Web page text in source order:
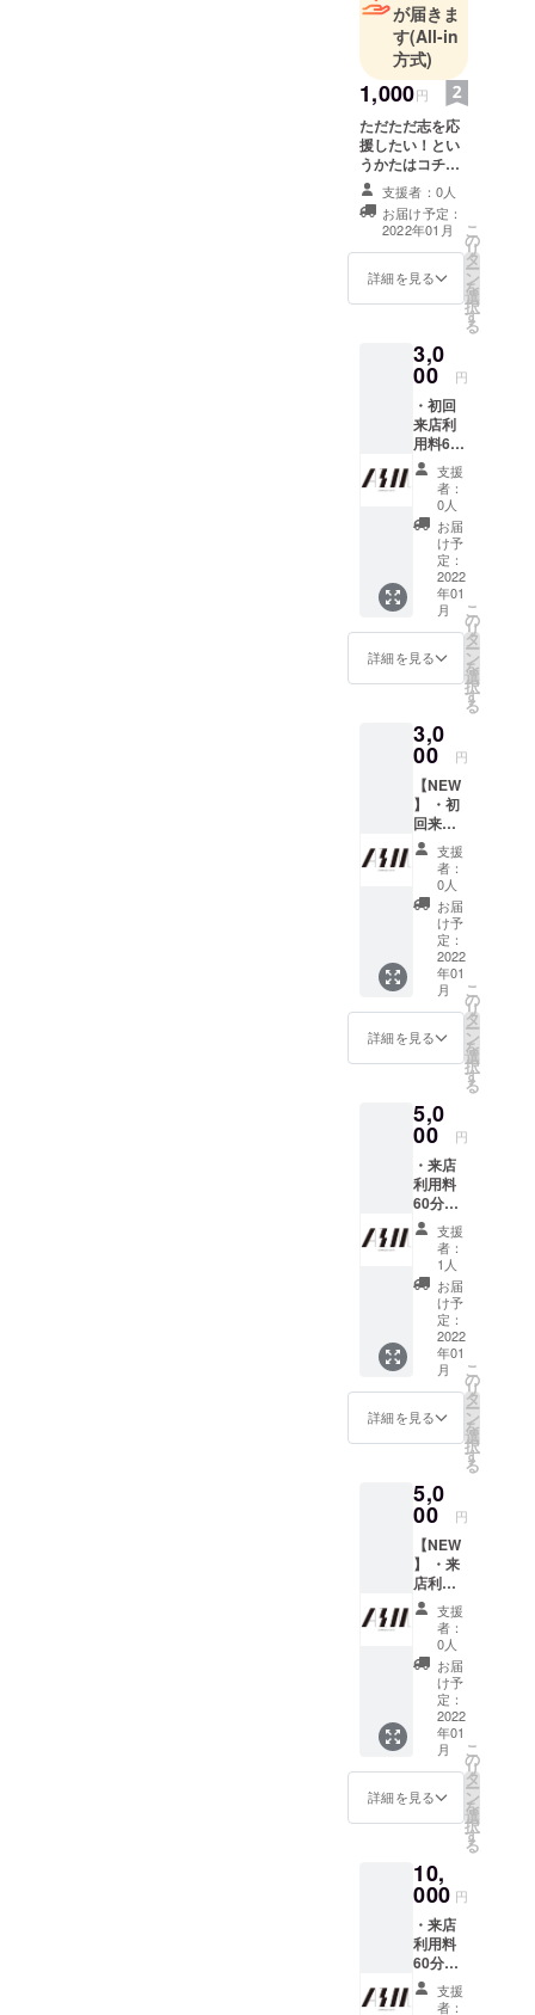
が届きま
す(All-in
方式)
1,000円
ただただ志を応
援したい！とい
うかたはコチ
ラ！ 後日お礼の
メールを送らせ
ていただきま
す。
支援者：0人
お届け予定：
2022年01月
詳細を見る
こ
の
リ
タ
ー
ン
を
選
択
す
る
3,0
00 円
・初回
来店利
用料60
分無料
（ワン
ドリン
ク付き※
ソフト
ドリン
ク） ・
店舗オ
リジナ
ルロゴ
ステッ
カー
（初来
お渡
し）×1
枚 ※上
記リ
ターン
は全て
店舗が
存続す
る限り
有効 ※
店舗で
リター
ンをお
受け取
りの
際、支
援が完
かる画
面をご
提示く
ださ
い。
支援
者：
0人
お届
け予
定：
2022
年01
月
詳細を見る
こ
の
リ
タ
ー
ン
を
選
択
す
る
3,0
00 円
【NEW
】 ・初
回来店
利用料
60分無
料（ワ
ンドリ
ンク付
き※ソフ
トドリ
ンク）
×5セッ
ト ・店
舗オリ
ジナル
ロゴス
カー
（初来
店時に
お渡
し）×1
枚 ※上
記リ
ターン
は全て
店舗が
存続す
る限り
有効 ※
店舗で
リター
ンをお
受け取
了して
いるこ
とが分
かる画
面をご
提示く
ださ
い。
支援
者：
0人
お届
け予
定：
2022
年01
月
詳細を見る
こ
の
リ
タ
ー
ン
を
選
択
す
る
5,0
00 円
・来店
利用料
60分無
料（ワ
ンドリ
ンク付
き※ソフ
トドリ
ンク）
×3回
分。ご
利用は
分割/一
括でお
選びい
ただけ
・店舗
オリジ
ナルロ
ゴス
テッ
カー
（初来
店時に
お渡
し）×1
枚 ※上
記リ
ターン
は全て
店舗が
存続す
る限り
ンをお
受け取
りの
際、支
援が完
了して
いるこ
とが分
支援
者：
1人
お届
け予
定：
2022
年01
月
詳細を見る
こ
の
リ
タ
ー
ン
を
選
択
す
る
5,0
00 円
【NEW
】 ・来
店利用
料60分
無料
（ワン
ドリン
ク付き※
ソフト
ドリン
ク）×10
セッ
ト。ご
利用は
分割/一
括でお
ただけ
ます。
・店舗
オリジ
ナルロ
ゴス
テッ
カー
支援
者：
0人
お届
け予
定：
2022
年01
月
詳細を見る
こ
の
リ
タ
ー
ン
を
選
択
す
る
10,
000 円
・来店
利用料
60分無
料（ワ
ンドリ
支援
者：